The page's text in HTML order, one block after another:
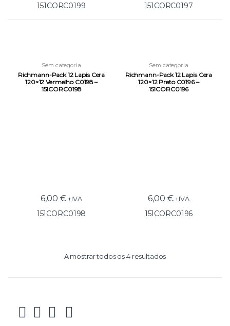
151CORC0199 151CORC0197
Sem categoria
Richmann-Pack 12 Lapis Cera
120×12 Vermelho C0198 –
151CORC0198
6,00 € +IVA
151CORC0198
Sem categoria
Richmann-Pack 12 Lapis Cera
120×12 Preto C0196 –
151CORC0196
6,00 € +IVA
151CORC0196
A mostrar todos os 4 resultados